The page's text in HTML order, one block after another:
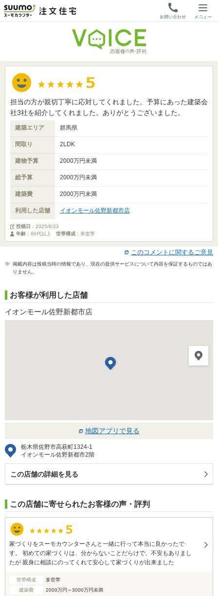
担当の方が親切丁寧に応対してくれました。予算にあった建築会
社3社を紹介してくれました。ありがとうございました。
建築エリア 群馬県
間取り 2LDK
建物予算 2000万円未満
総予算 2000万円未満
建築費 2000万円未満
利用した店舗 イオンモール佐野新都市店
投稿日 ： 2025/6/23
年齢 ：60代以上 世帯構成 ：単世帯
このコメントに関するご意見
※ 掲載内容は投稿当時の情報であり、現在の提供サービスについて内容を保証するものではあ
りません。
お客様が利用した店舗
イオンモール佐野新都市店
地図アプリで見る
栃木県佐野市高萩町1324-1
イオンモール佐野新都市2階
この店舗の詳細を見る
この店舗に寄せられたお客様の声・評判
家づくりをスーモカウンターさんと一緒に行って本当に良かったで
す。 初めての家づくりは、分からないことだらけで、不安もありまし
たが 親身に相談にのってくれて安心して家づくりが出来ました
世帯構成
多世帯
建築費
2000万円～3000万円未満